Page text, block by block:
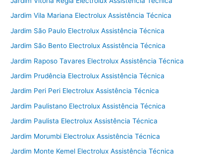
Jardim Vila Mariana Electrolux Assistência Técnica
Jardim São Paulo Electrolux Assistência Técnica
Jardim São Bento Electrolux Assistência Técnica
Jardim Raposo Tavares Electrolux Assistência Técnica
Jardim Prudência Electrolux Assistência Técnica
Jardim Peri Peri Electrolux Assistência Técnica
Jardim Paulistano Electrolux Assistência Técnica
Jardim Paulista Electrolux Assistência Técnica
Jardim Morumbi Electrolux Assistência Técnica
Jardim Monte Kemel Electrolux Assistência Técnica